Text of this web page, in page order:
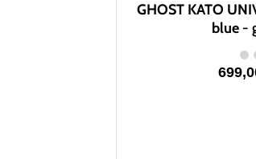
GHOST KATO
blue -